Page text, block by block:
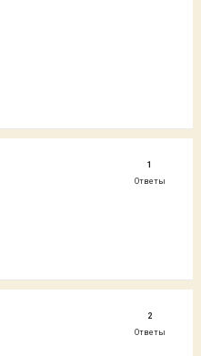
1
Ответы
2
Ответы